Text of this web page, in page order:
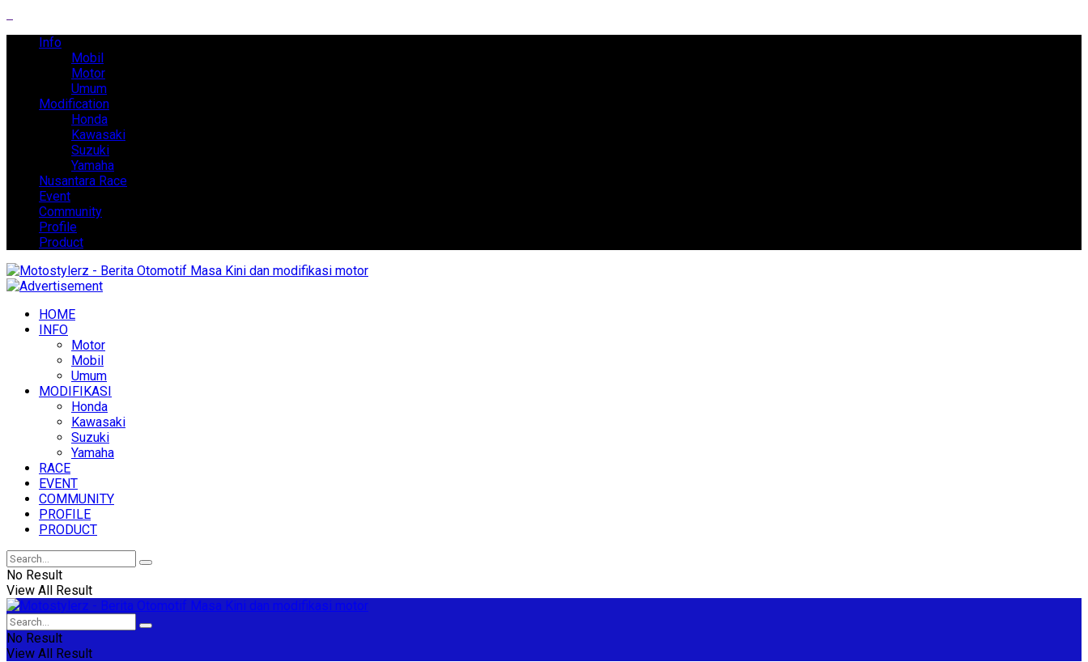
Info
Mobil
Motor
Umum
Modification
Honda
Kawasaki
Suzuki
Yamaha
Nusantara Race
Event
Community
Profile
Product
HOME
INFO
Motor
Mobil
Umum
MODIFIKASI
Honda
Kawasaki
Suzuki
Yamaha
RACE
EVENT
COMMUNITY
PROFILE
PRODUCT
No Result
View All Result
No Result
View All Result